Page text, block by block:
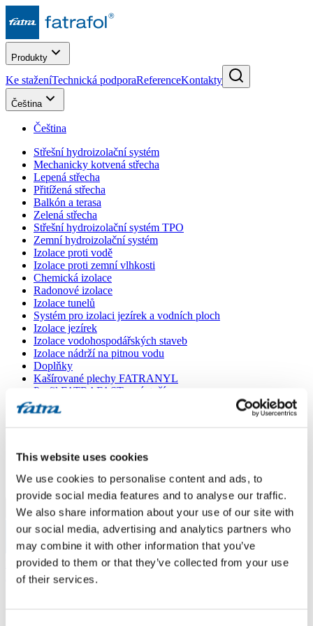
This website uses cookies
We use cookies to personalise content and ads, to
provide social media features and to analyse our traffic.
We also share information about your use of our site with
our social media, advertising and analytics partners who
may combine it with other information that you’ve
provided to them or that they’ve collected from your use
of their services.
Produkty
Ke staženíTechnická podporaReferenceKontakty
Čeština
Čeština
Střešní hydroizolační systém
Mechanicky kotvená střecha
Lepená střecha
Přitížená střecha
Balkón a terasa
Zelená střecha
Střešní hydroizolační systém TPO
Zemní hydroizolační systém
Izolace proti vodě
Izolace proti zemní vlhkosti
Chemická izolace
Radonové izolace
Izolace tunelů
Systém pro izolaci jezírek a vodních ploch
Izolace jezírek
Izolace vodohospodářských staveb
Izolace nádrží na pitnou vodu
Doplňky
Kašírované plechy FATRANYL
Profil FATRAFAST s výztuží
Profil FATRAFLEX
Dlaždice FATRAFOL WALK 600
Lepidla
VŠECHNY PRODUKTY
Menu
Menu
Domů/
Poradna/